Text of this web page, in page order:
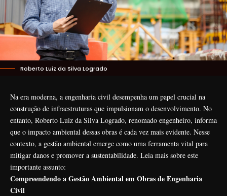
Roberto Luiz da Silva Logrado
Na era moderna, a engenharia civil desempenha um papel crucial na
construção de infraestruturas que impulsionam o desenvolvimento. No
entanto, Roberto Luiz da Silva Logrado, renomado engenheiro, informa
que o impacto ambiental dessas obras é cada vez mais evidente. Nesse
contexto, a gestão ambiental emerge como uma ferramenta vital para
mitigar danos e promover a sustentabilidade. Leia mais sobre este
importante assunto:
Compreendendo a Gestão Ambiental em Obras de Engenharia
Civil